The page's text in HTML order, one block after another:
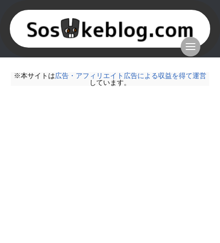
※本サイトは広告・アフィリエイト広告による収益を得て運営
しています。